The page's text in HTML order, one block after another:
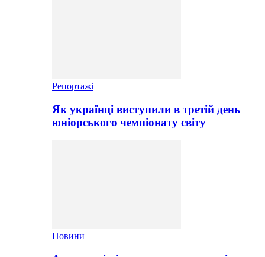
Репортажі
Як українці виступили в третій день
юніорського чемпіонату світу
Новини